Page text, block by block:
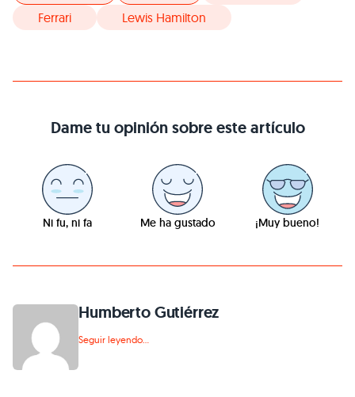
Ferrari
Lewis Hamilton
Dame tu opinión sobre este artículo
Ni fu, ni fa Me ha gustado ¡Muy bueno!
Humberto Gutiérrez
Seguir leyendo...